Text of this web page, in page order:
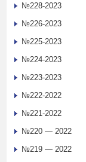
№228-2023
№226-2023
№225-2023
№224-2023
№223-2023
№222-2022
№221-2022
№220 — 2022
№219 — 2022